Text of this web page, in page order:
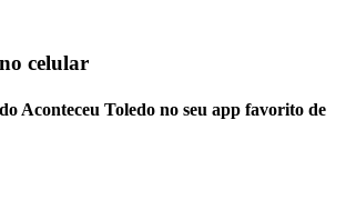
no celular
Aconteceu Toledo no seu app favorito de